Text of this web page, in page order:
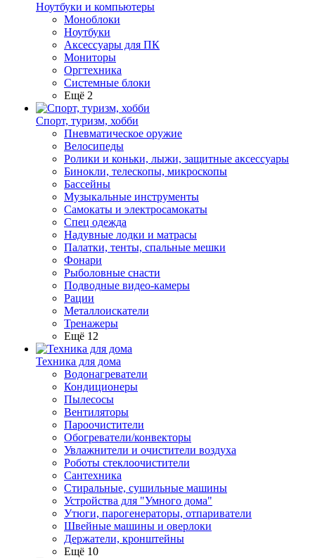
Ноутбуки и компьютеры
Моноблоки
Ноутбуки
Аксессуары для ПК
Мониторы
Оргтехника
Системные блоки
Ещё 2
Спорт, туризм, хобби
Пневматическое оружие
Велосипеды
Ролики и коньки, лыжи, защитные аксессуары
Бинокли, телескопы, микроскопы
Бассейны
Музыкальные инструменты
Самокаты и электросамокаты
Спец одежда
Надувные лодки и матрасы
Палатки, тенты, спальные мешки
Фонари
Рыболовные снасти
Подводные видео-камеры
Рации
Металлоискатели
Тренажеры
Ещё 12
Техника для дома
Водонагреватели
Кондиционеры
Пылесосы
Вентиляторы
Пароочистители
Обогреватели/конвекторы
Увлажнители и очистители воздуха
Роботы стеклоочистители
Сантехника
Стиральные, сушильные машины
Устройства для "Умного дома"
Утюги, парогенераторы, отпариватели
Швейные машины и оверлоки
Держатели, кронштейны
Ещё 10